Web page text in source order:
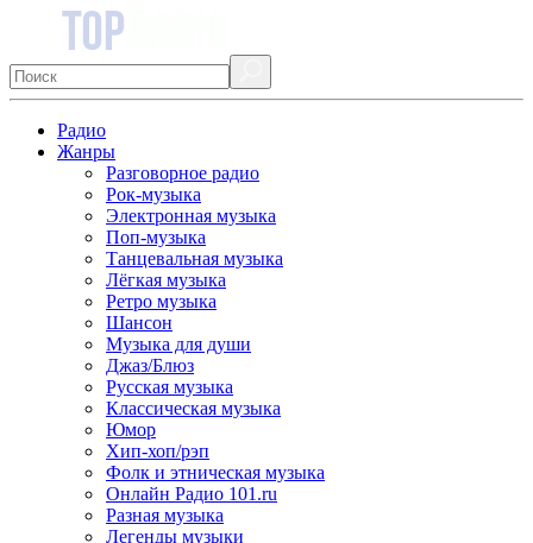
Радио
Жанры
Разговорное радио
Рок-музыка
Электронная музыка
Поп-музыка
Танцевальная музыка
Лёгкая музыка
Ретро музыка
Шансон
Музыка для души
Джаз/Блюз
Русская музыка
Классическая музыка
Юмор
Хип-хоп/рэп
Фолк и этническая музыка
Онлайн Радио 101.ru
Разная музыка
Легенды музыки